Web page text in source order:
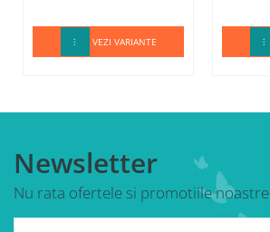
VEZI VARIANTE
Newsletter
Nu rata ofertele si promotiile noastre